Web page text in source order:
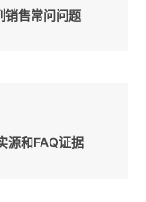
销售常问问题
源和FAQ证据